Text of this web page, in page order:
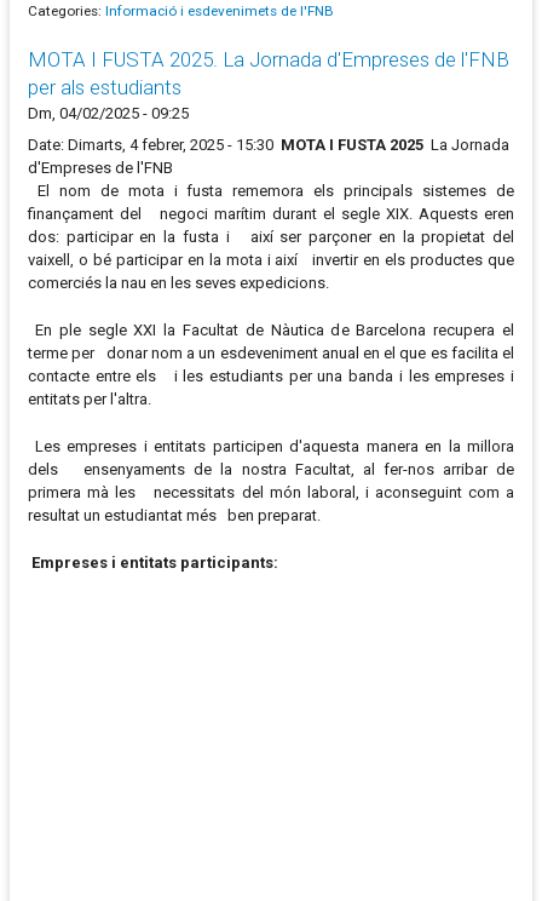
Categories: Informació i esdevenimets de l'FNB
MOTA I FUSTA 2025. La Jornada d'Empreses de l'FNB
per als estudiants
Dm, 04/02/2025 - 09:25
Date: Dimarts, 4 febrer, 2025 - 15:30 MOTA I FUSTA 2025 La Jornada
d'Empreses de l'FNB
El nom de mota i fusta rememora els principals sistemes de
finançament del negoci marítim durant el segle XIX. Aquests eren
dos: participar en la fusta i així ser parçoner en la propietat del
vaixell, o bé participar en la mota i així invertir en els productes que
comerciés la nau en les seves expedicions.
En ple segle XXI la Facultat de Nàutica de Barcelona recupera el
terme per donar nom a un esdeveniment anual en el que es facilita el
contacte entre els i les estudiants per una banda i les empreses i
entitats per l'altra.
Les empreses i entitats participen d'aquesta manera en la millora
dels ensenyaments de la nostra Facultat, al fer-nos arribar de
primera mà les necessitats del món laboral, i aconseguint com a
resultat un estudiantat més ben preparat.
Empreses i entitats participants: